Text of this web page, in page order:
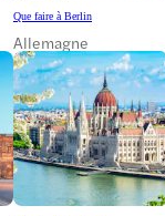
Que faire à Berlin
Allemagne